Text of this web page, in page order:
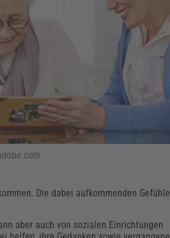
Hausmeister &
Vergaberecht
Fachpublikationen
Weiterbildungen
Die dabei aufkommenden Gefühle
aber auch von sozialen Einrichtungen